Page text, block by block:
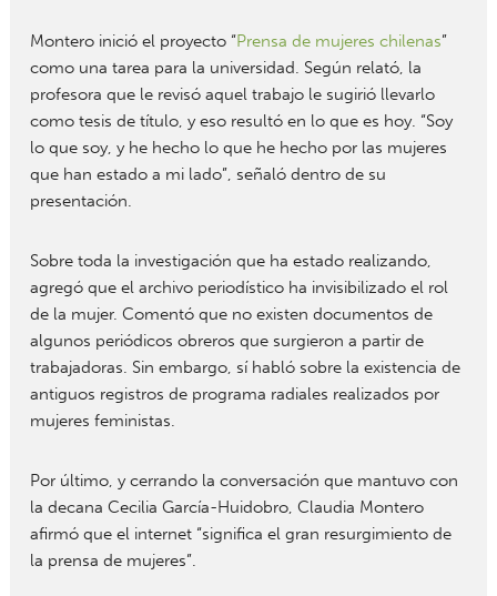
Montero inició el proyecto “Prensa de mujeres chilenas”
como una tarea para la universidad. Según relató, la
profesora que le revisó aquel trabajo le sugirió llevarlo
como tesis de título, y eso resultó en lo que es hoy. “Soy
lo que soy, y he hecho lo que he hecho por las mujeres
que han estado a mi lado”, señaló dentro de su
presentación.
Sobre toda la investigación que ha estado realizando,
agregó que el archivo periodístico ha invisibilizado el rol
de la mujer. Comentó que no existen documentos de
algunos periódicos obreros que surgieron a partir de
trabajadoras. Sin embargo, sí habló sobre la existencia de
antiguos registros de programa radiales realizados por
mujeres feministas.
Por último, y cerrando la conversación que mantuvo con
la decana Cecilia García-Huidobro, Claudia Montero
afirmó que el internet “significa el gran resurgimiento de
la prensa de mujeres”.